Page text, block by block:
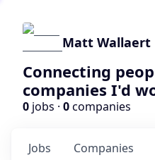
Matt Wallaert
Connecting
companies I'd
0 jobs · 0companies
Jobs Companies